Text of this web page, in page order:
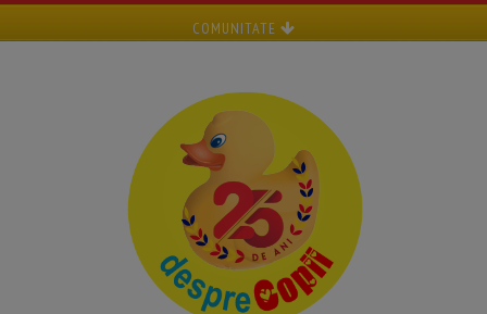
COMUNITATE